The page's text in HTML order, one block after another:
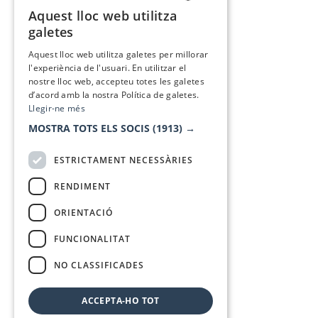
Aquest lloc web utilitza
galetes
Aquest lloc web utilitza galetes per millorar
l'experiència de l'usuari. En utilitzar el
nostre lloc web, accepteu totes les galetes
d’acord amb la nostra Política de galetes.
Llegir-ne més
MOSTRA TOTS ELS SOCIS (1913) →
ESTRICTAMENT NECESSÀRIES
RENDIMENT
ORIENTACIÓ
FUNCIONALITAT
NO CLASSIFICADES
ACCEPTA-HO TOT